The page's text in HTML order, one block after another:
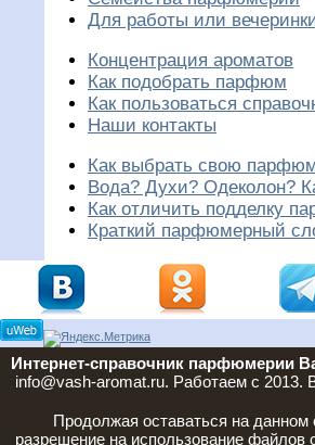
Для работы или
Концентрация ароматов
Как подобрать парфюм
Как пользоваться
Наши контакты
Как выбрать свою
Вода? Духи? Одеколон?
Как отличить подделку
Краткий парфюмерный
Интернет-справочник парфюмерии
info@vash-aromat.ru. Работаем с 2013.
Продолжая оставаться на данном
разрешение на использование файлов